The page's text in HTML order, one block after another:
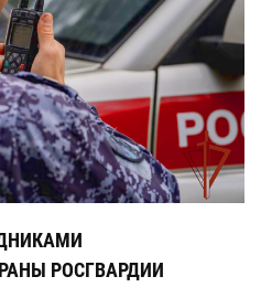
РОСГВАРДИИ